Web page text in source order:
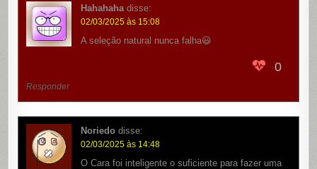
Hahahaha disse:
02/03/2025 às 15:08
A seleção natural nunca falha😃
0
Responder
Noriedo disse:
02/03/2025 às 14:48
O Cara foi inteligente o suficiente para fazer uma